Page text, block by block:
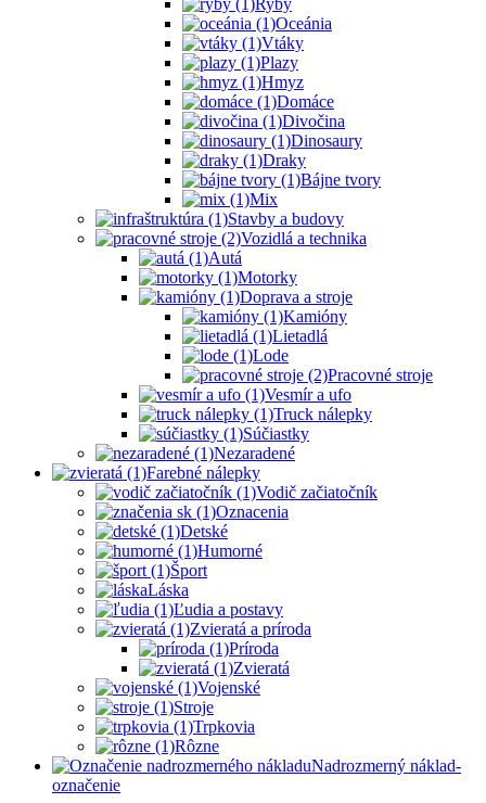
Ryby
Oceánia
Vtáky
Plazy
Hmyz
Domáce
Divočina
Dinosaury
Draky
Bájne tvory
Mix
Stavby a budovy
Vozidlá a technika
Autá
Motorky
Doprava a stroje
Kamióny
Lietadlá
Lode
Pracovné stroje
Vesmír a ufo
Truck nálepky
Súčiastky
Nezaradené
Farebné nálepky
Vodič začiatočník
Oznacenia
Detské
Humorné
Šport
Láska
Ľudia a postavy
Zvieratá a príroda
Príroda
Zvieratá
Vojenské
Stroje
Trpkovia
Rôzne
Nadrozmerný náklad-
označenie